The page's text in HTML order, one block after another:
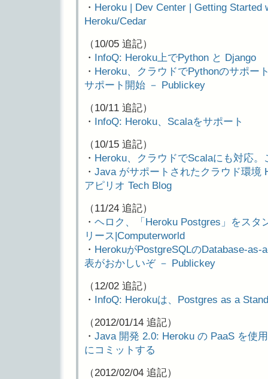
・ Heroku | Dev Center | Getting Started
Heroku/Cedar
（10/05 追記）
・ InfoQ: Heroku上でPython と Django
・ Heroku、クラウドでPythonのサポー
サポート開始 － Publickey
（10/11 追記）
・ InfoQ: Heroku、Scalaをサポート
（10/15 追記）
・ Heroku、クラウドでScalaにも対応
・ Java がサポートされたクラウド環境
アピリオ Tech Blog
（11/24 追記）
・ ヘロク、「Heroku Postgres」をスタ
リース|Computerworld
・ HerokuがPostgreSQLのDatabase-
表がおかしいぞ － Publickey
（12/02 追記）
・ InfoQ: Herokuは、Postgres as a
（2012/01/14 追記）
・ Java 開発 2.0: Heroku の PaaS を使
にコミットする
（2012/02/04 追記）